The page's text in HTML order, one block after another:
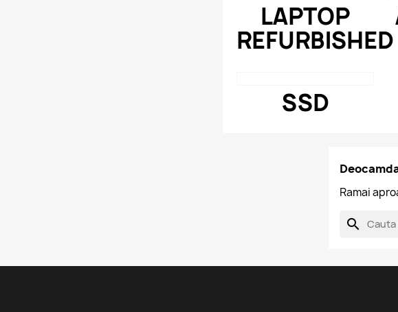
LAPTOP
REFURBISHED
SSD
Ramai
search